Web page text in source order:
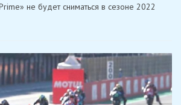
не будет сниматься в сезоне 2022